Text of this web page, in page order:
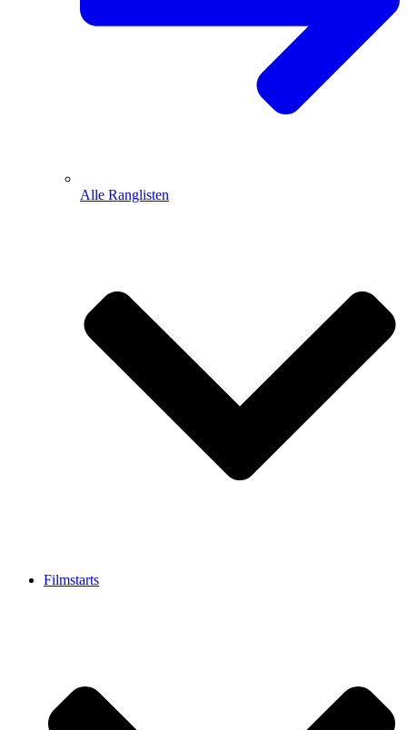
Alle Ranglisten
Filmstarts